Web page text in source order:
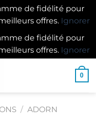
de fidélité pour
offres. Ignorer
de fidélité pour
offres. Ignorer
0
/ ADORN